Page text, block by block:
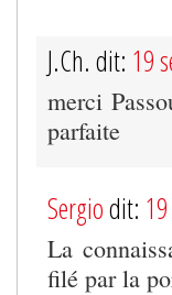
J.Ch. dit: 19
merci
parfaite
Sergiodit:
La
filé par la